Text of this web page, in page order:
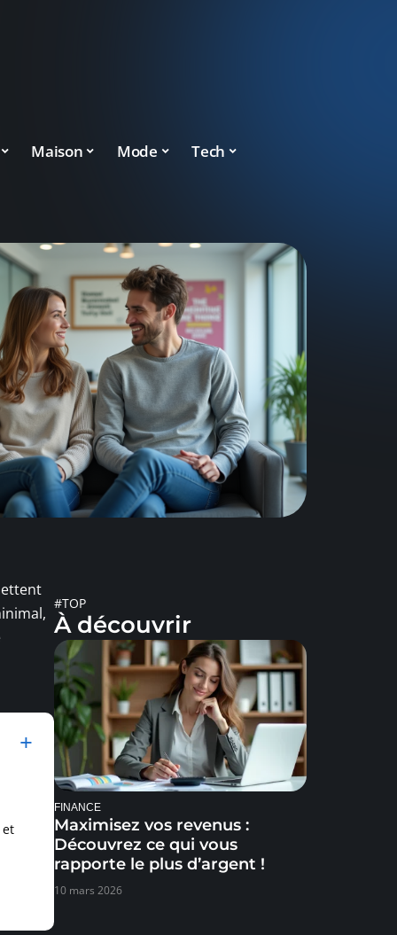
Maison Mode Tech
#TOP
À découvrir
FINANCE
Maximisez vos revenus :
Découvrez ce qui vous
rapporte le plus d’argent !
10 mars 2026